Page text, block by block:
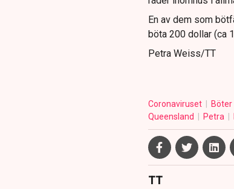
En av dem som
böta 200 dollar (ca
Petra Weiss/TT
Coronaviruset Böter
Queensland
Petra
TT